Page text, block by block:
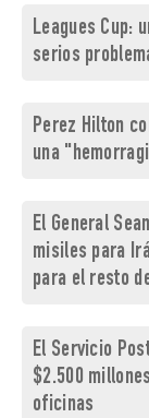
Leagues Cup:
serios
Perez Hilton
una
El General
misiles para
para el resto
El Servicio
$2.500
oficinas